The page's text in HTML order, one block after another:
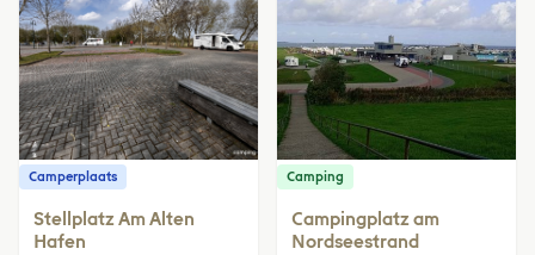
Camperplaats
Stellplatz Am Alten
Hafen
Camping
Campingplatz am
Nordseestrand